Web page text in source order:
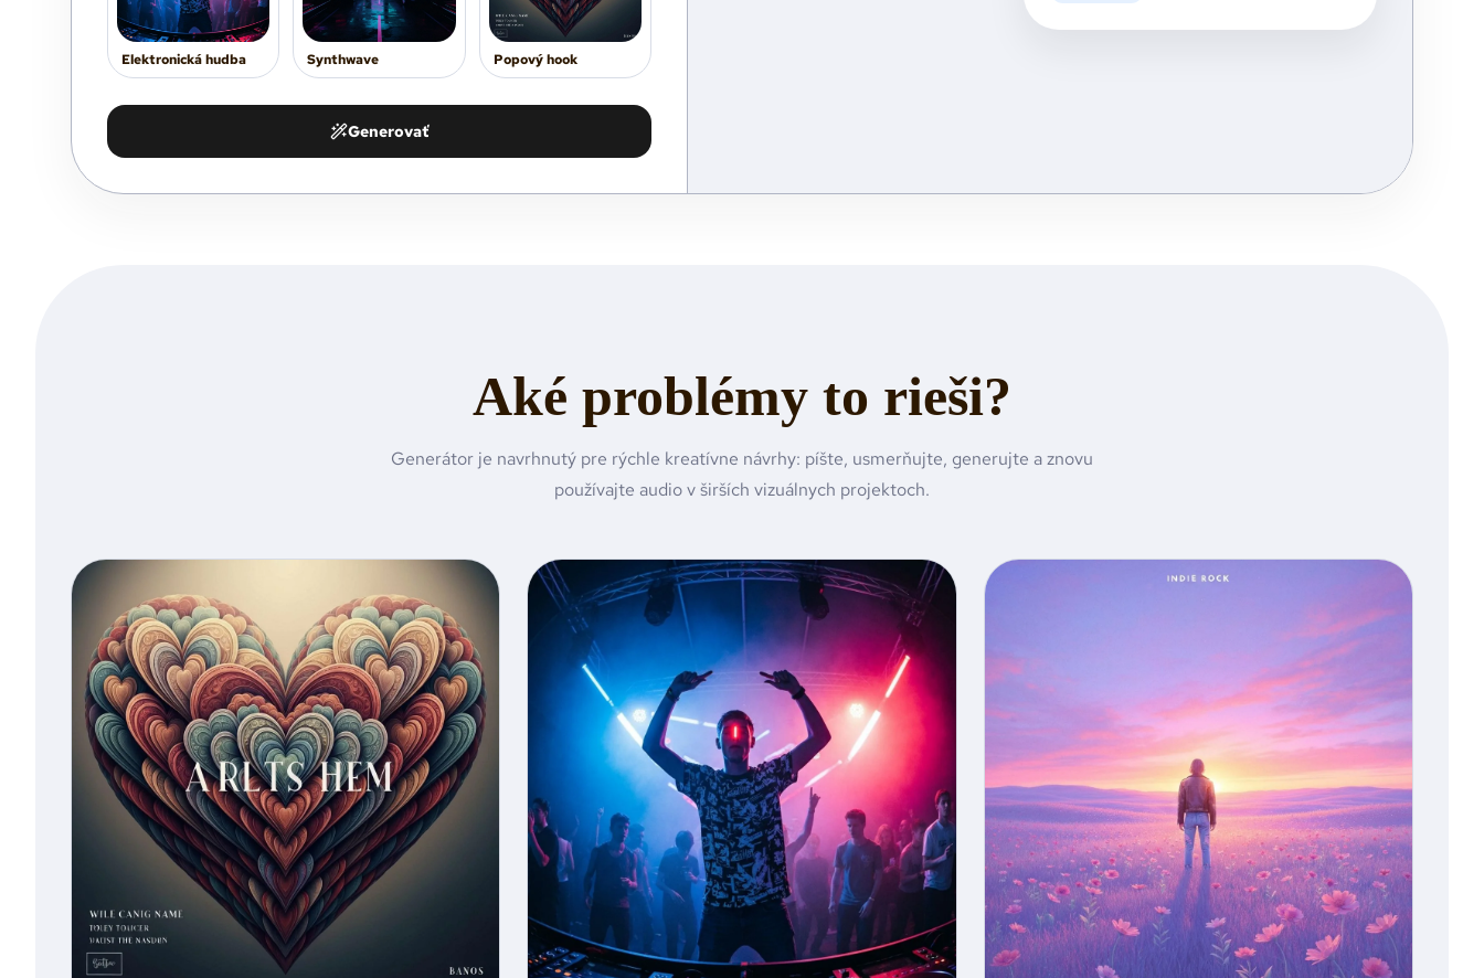
Elektronická hudba Synthwave Popový hook
Generovať
Aké problémy to rieši?
Generátor je navrhnutý pre rýchle kreatívne návrhy: píšte, usmerňujte, generujte a znovu
používajte audio v širších vizuálnych projektoch.